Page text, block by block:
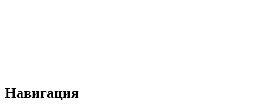
Навигация